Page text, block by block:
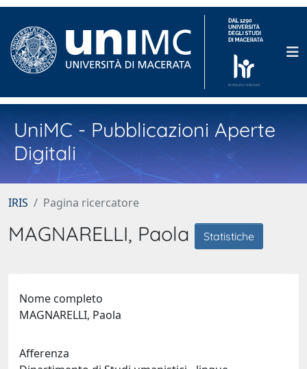
UniMC - Pubblicazioni Aperte
Digitali
IRIS Pagina ricercatore
MAGNARELLI, Paola Statistiche
Nome completo
MAGNARELLI, Paola
Afferenza